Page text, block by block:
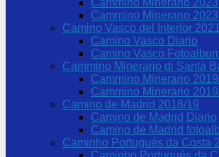
Cammino Minerario
Cammino Minerario
Camino Vasco del Interior
Camino Vasco Diario
Camino Vasco
Cammino Minerario di Santa
Cammino Minerario
Cammino Minerario
Camino de Madrid 2018/19
Camino de Madrid Diario
Camino de Madrid
Caminho Portugués da Costa